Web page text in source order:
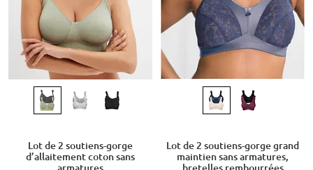
Lot de 2 soutiens-gorge
d’allaitement coton sans
armatures
Lot de 2 soutiens-gorge grand
maintien sans armatures,
bretelles rembourrées